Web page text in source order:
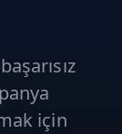
için